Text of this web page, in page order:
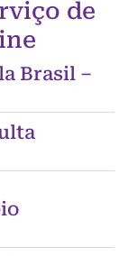
de
Brasil –